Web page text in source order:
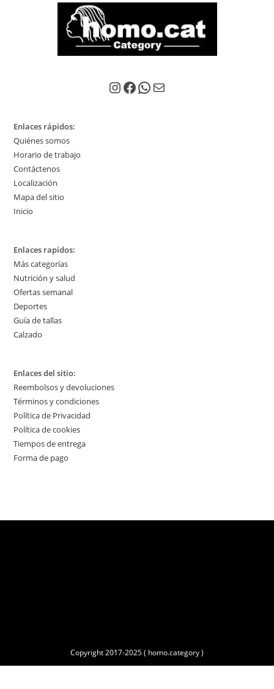
pueden
en
la
página
de
producto
Instagram
Facebook
WhatsApp
Correo electrónico
Enlaces rápidos:
Quiénes somos
Horario de trabajo
Contáctenos
Localización
Mapa del sitio
Inicio
Enlaces rapidos:
Más categorías
Nutrición y salud
Ofertas semanal
Deportes
Guía de tallas
Calzado
Enlaces del sitio:
Reembolsos y devoluciones
Términos y condiciones
Política de Privacidad
Política de cookies
Tiempos de entrega
Forma de pago
Copyright 2017-2025 ( homo.category )